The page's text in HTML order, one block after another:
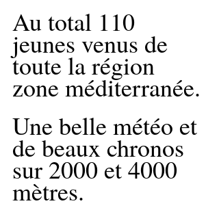
Au total 110
jeunes venus de
toute la région
zone méditerranée.
Une belle météo et
de beaux chronos
sur 2000 et 4000
mètres.